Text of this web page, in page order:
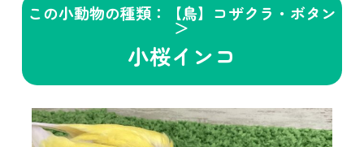
この小動物の種類：【鳥】コザクラ・ボタン
＞
小桜インコ